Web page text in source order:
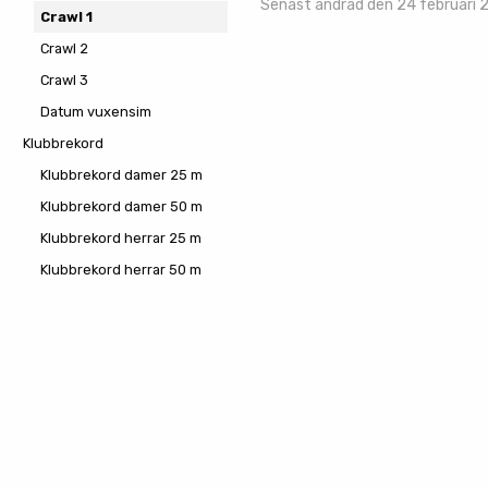
Senast ändrad den 24 februari
Crawl 1
Crawl 2
Crawl 3
Datum vuxensim
Klubbrekord
Klubbrekord damer 25 m
Klubbrekord damer 50 m
Klubbrekord herrar 25 m
Klubbrekord herrar 50 m